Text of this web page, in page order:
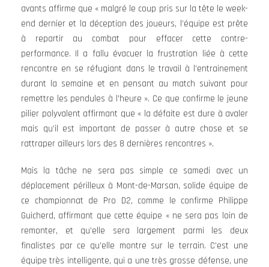
avants affirme que « malgré le coup pris sur la tête le week-
end dernier et la déception des joueurs, l’équipe est prête
à repartir au combat pour effacer cette contre-
performance. Il a fallu évacuer la frustration liée à cette
rencontre en se réfugiant dans le travail à l’entrainement
durant la semaine et en pensant au match suivant pour
remettre les pendules à l’heure ». Ce que confirme le jeune
pilier polyvalent affirmant que « la défaite est dure à avaler
mais qu’il est important de passer à autre chose et se
rattraper ailleurs lors des 8 dernières rencontres ».
Mais la tâche ne sera pas simple ce samedi avec un
déplacement périlleux à Mont-de-Marsan, solide équipe de
ce championnat de Pro D2, comme le confirme Philippe
Guicherd, affirmant que cette équipe « ne sera pas loin de
remonter, et qu’elle sera largement parmi les deux
finalistes par ce qu’elle montre sur le terrain. C’est une
équipe très intelligente, qui a une très grosse défense, une